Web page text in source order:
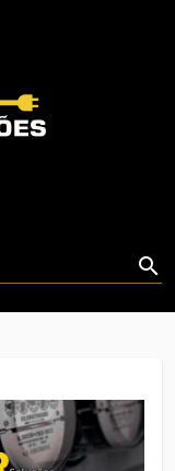
search